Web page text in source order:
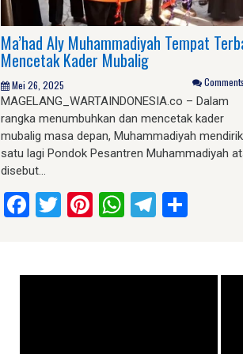
Ma’had Aly Muhammadiyah Tempat
Mencetak Kader Mubalig
Mei 26, 2025
MAGELANG_WARTAINDONESIA.co – Dalam
rangka menumbuhkan dan mencetak kader
mubalig masa depan, Muhammadiyah
satu lagi Pondok Pesantren Muhammadiyah
disebut…
Facebook
Twitter
Pinterest
WhatsApp
Telegram